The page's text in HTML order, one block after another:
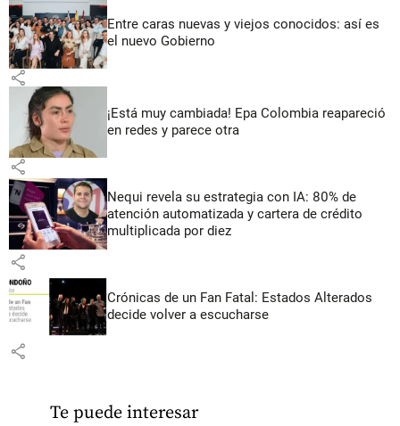
Entre caras nuevas y viejos conocidos: así es
el nuevo Gobierno
share
¡Está muy cambiada! Epa Colombia reapareció
en redes y parece otra
share
Nequi revela su estrategia con IA: 80% de
atención automatizada y cartera de crédito
multiplicada por diez
share
Crónicas de un Fan Fatal: Estados Alterados
decide volver a escucharse
share
Te puede interesar